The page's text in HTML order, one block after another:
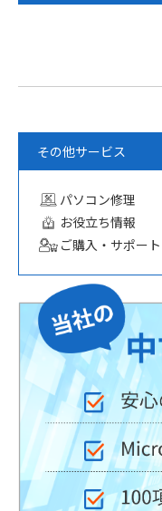
その他サービス
パソコン修理
お役立ち情報
ご購入・サポート